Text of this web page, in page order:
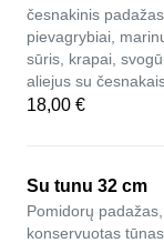
česnakinis
pievagrybiai,
sūris, krapai,
aliejus su
18,00 €
Su tunu 32 cm
Pomidorų
konservuotas